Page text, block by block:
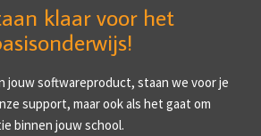
klaar voor het
jouw softwareproduct, staan we voor je
support, maar ook als het gaat om
binnen jouw school.